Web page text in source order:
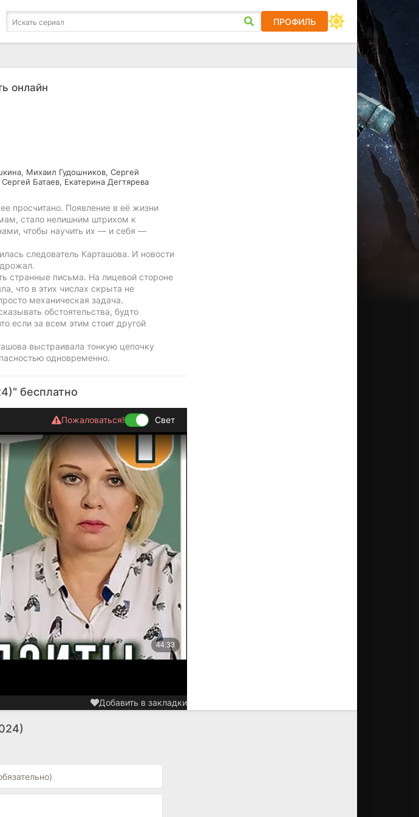
ПРОФИЛЬ
онлайн
Михаил Гудошников, Сергей
Батаев, Екатерина Дегтярева
просчитано. Появление в её жизни
стало нелишним штрихом к
чтобы научить их — и себя —
следователь Карташова. И новости
странные письма. На лицевой стороне
что в этих числах скрыта не
механическая задача.
обстоятельства, будто
если за всем этим стоит другой
выстраивала тонкую цепочку
одновременно.
бесплатно
Пожаловаться! Свет
Добавить в закладки